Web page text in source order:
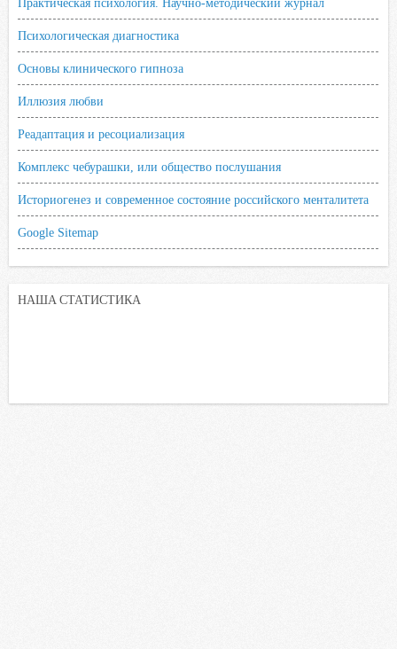
Психологическая диагностика
Основы клинического гипноза
Иллюзия любви
Реадаптация и ресоциализация
Комплекс чебурашки, или общество послушания
Историогенез и современное состояние российского менталитета
Google Sitemap
НАША СТАТИСТИКА